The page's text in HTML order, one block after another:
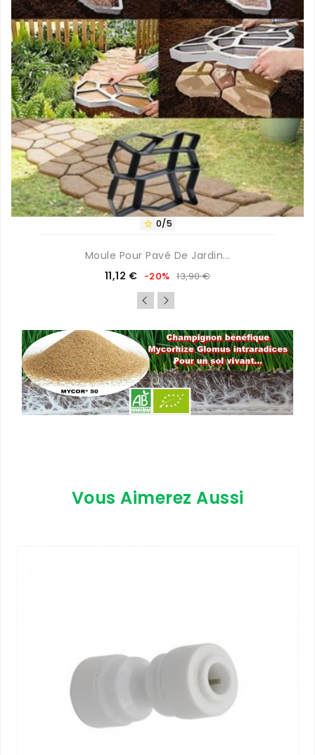
 0/5
Moule Pour Pavé De Jardin...
Prix
11,12 € Prix
de
base
-20% 13,90 €
Vous Aimerez Aussi